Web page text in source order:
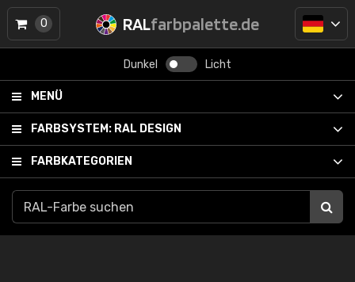
RALfarbpalette.de
Dunkel Licht
MENÜ
FARBSYSTEM: RAL DESIGN
FARBKATEGORIEN
0